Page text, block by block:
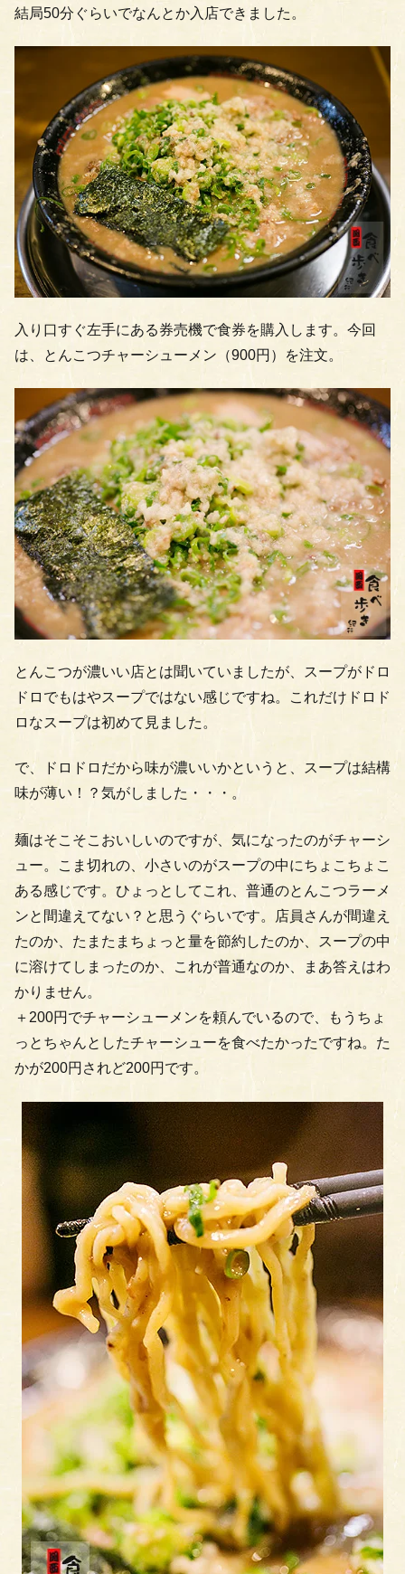
結局50分ぐらいでなんとか入店できました。
入り口すぐ左手にある券売機で食券を購入します。今回
は、とんこつチャーシューメン（900円）を注文。
とんこつが濃いい店とは聞いていましたが、スープがドロ
ドロでもはやスープではない感じですね。これだけドロド
ロなスープは初めて見ました。
で、ドロドロだから味が濃いいかというと、スープは結構
味が薄い！？気がしました・・・。
麺はそこそこおいしいのですが、気になったのがチャーシ
ュー。こま切れの、小さいのがスープの中にちょこちょこ
ある感じです。ひょっとしてこれ、普通のとんこつラーメ
ンと間違えてない？と思うぐらいです。店員さんが間違え
たのか、たまたまちょっと量を節約したのか、スープの中
に溶けてしまったのか、これが普通なのか、まあ答えはわ
かりません。
＋200円でチャーシューメンを頼んでいるので、もうちょ
っとちゃんとしたチャーシューを食べたかったですね。た
かが200円されど200円です。